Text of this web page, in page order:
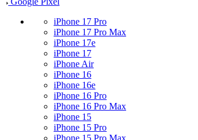
iPhone 17 Pro
iPhone 17 Pro Max
iPhone 17e
iPhone 17
iPhone Air
iPhone 16
iPhone 16e
iPhone 16 Pro
iPhone 16 Pro Max
iPhone 15
iPhone 15 Pro
iPhone 15 Pro Max